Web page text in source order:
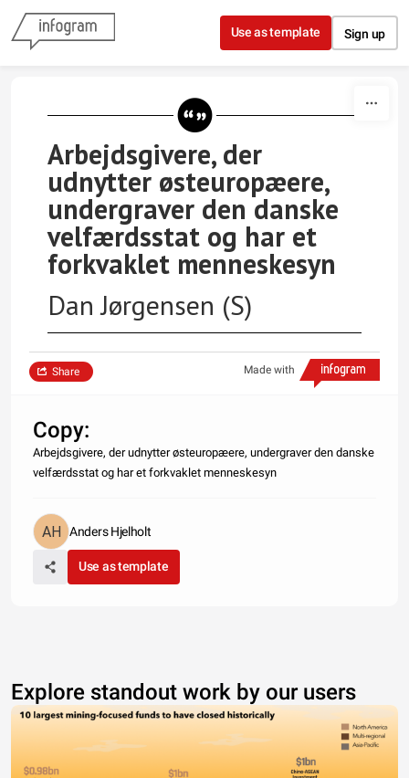
Skip to content
Use as template Sign up
Arbejdsgivere, der
udnytter østeuropæere,
undergraver den danske
velfærdsstat og har et
forkvaklet menneskesyn
Dan Jørgensen (S)
Made with
Share
Copy:
Arbejdsgivere, der udnytter østeuropæere, undergraver den danske
velfærdsstat og har et forkvaklet menneskesyn
Anders Hjelholt
Use as template
Explore standout work by our users